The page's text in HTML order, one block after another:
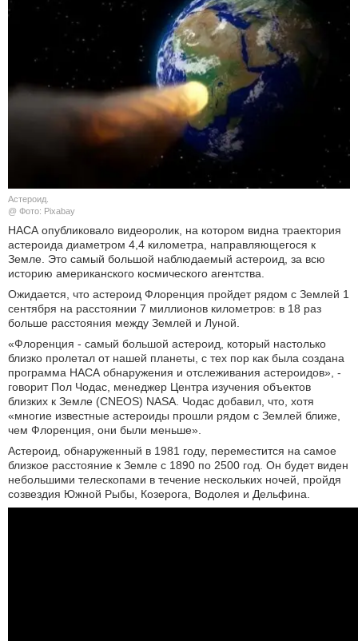
КУЛЬТУРА
НАУКА
СПОРТ
ШОУ-БИЗНЕС
АВТО И МОТО
БЛОГ
Астероид.
@ Фото: Pixabay
НАСА опубликовало видеоролик, на котором видна траектория
астероида диаметром 4,4 километра, направляющегося к
Земле. Это самый большой наблюдаемый астероид, за всю
историю американского космического агентства.
Ожидается, что астероид Флоренция пройдет рядом с Землей 1
сентября на расстоянии 7 миллионов километров: в 18 раз
больше расстояния между Землей и Луной.
«Флоренция - самый большой астероид, который настолько
близко пролетал от нашей планеты, с тех пор как была создана
программа НАСА обнаружения и отслеживания астероидов», -
говорит Пол Чодас, менеджер Центра изучения объектов
близких к Земле (CNEOS) NASA. Чодас добавил, что, хотя
«многие известные астероиды прошли рядом с Землей ближе,
чем Флоренция, они были меньше».
Астероид, обнаруженный в 1981 году, переместится на самое
близкое расстояние к Земле с 1890 по 2500 год. Он будет виден
небольшими телескопами в течение нескольких ночей, пройдя
созвездия Южной Рыбы, Козерога, Водолея и Дельфина.